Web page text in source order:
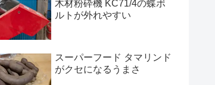
木材粉砕機 KC71/4の蝶ボ
ルトが外れやすい
スーパーフード タマリンド
がクセになるうまさ